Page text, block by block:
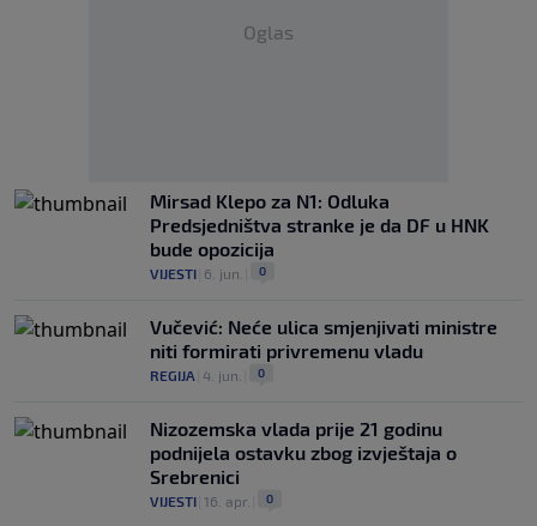
Oglas
Mirsad Klepo za N1: Odluka
Predsjedništva stranke je da DF u HNK
bude opozicija
VIJESTI 6. jun. 0
Vučević: Neće ulica smjenjivati ministre
niti formirati privremenu vladu
REGIJA 4. jun. 0
Nizozemska vlada prije 21 godinu
podnijela ostavku zbog izvještaja o
Srebrenici
VIJESTI 16. apr. 0